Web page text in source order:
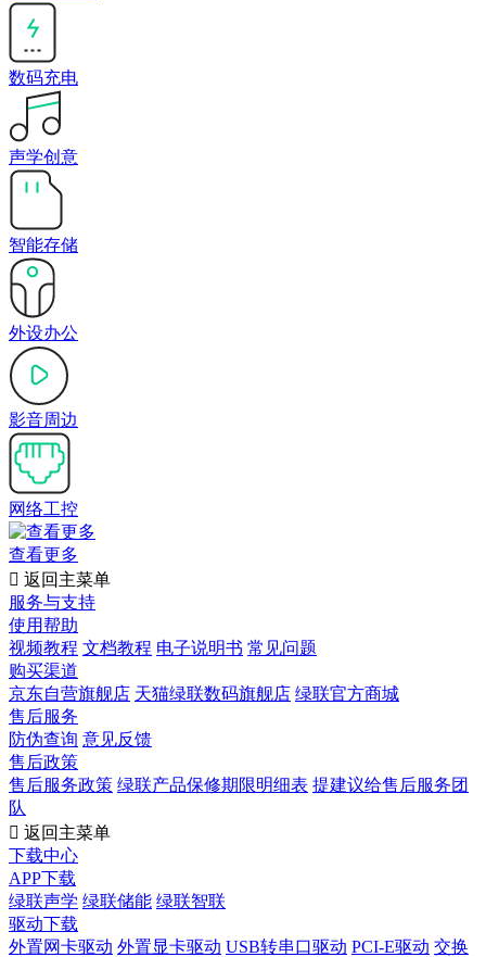
数码充电
声学创意
智能存储
外设办公
影音周边
网络工控
查看更多
 返回主菜单
服务与支持
使用帮助
视频教程 文档教程 电子说明书 常见问题
购买渠道
京东自营旗舰店 天猫绿联数码旗舰店 绿联官方商城
售后服务
防伪查询 意见反馈
售后政策
售后服务政策 绿联产品保修期限明细表 提建议给售后服务团
队
 返回主菜单
下载中心
APP下载
绿联声学 绿联储能 绿联智联
驱动下载
外置网卡驱动 外置显卡驱动 USB转串口驱动 PCI-E驱动 交换